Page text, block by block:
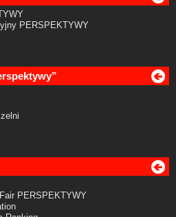
PERSPEKTYWY
PERSPEKTYWY